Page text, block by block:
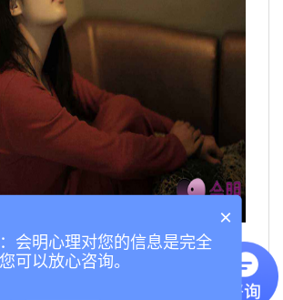
单独完成，也能被任意组合完成。
×
会明心理对您的信息是完全
可以放心咨询。